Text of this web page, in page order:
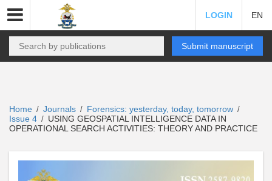
LOGIN EN
Submit manuscript
Home / Journals / Forensics: yesterday, today, tomorrow /
Issue 4 / USING GEOSPATIAL INTELLIGENCE DATA IN
OPERATIONAL SEARCH ACTIVITIES: THEORY AND PRACTICE